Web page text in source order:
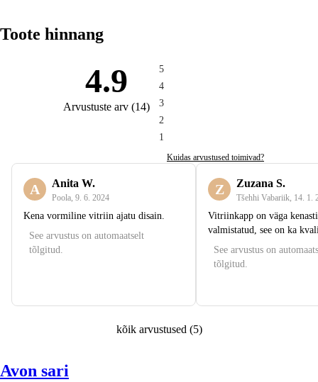
Toote hinnang
4.9
Arvustuste arv (14)
5
4
3
2
1
Kuidas arvustused toimivad?
A Anita W.
Poola 9. 6. 2024
Kena vormiline vitriin ajatu disain.
See arvustus on automaatselt
tõlgitud.
Z Zuzana S.
Tšehhi Vabariik 14. 1.
Vitriinkapp on väga kenasti
valmistatud, see on ka
See arvustus on
tõlgitud.
kõik arvustused (5)
Avon sari